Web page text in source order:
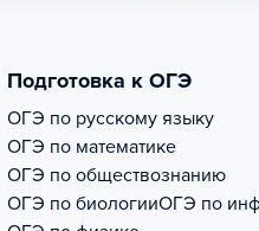
Подготовка к ОГЭ
ОГЭ по русскому языку
ОГЭ по математике
ОГЭ по обществознанию
ОГЭ по биологииОГЭ по